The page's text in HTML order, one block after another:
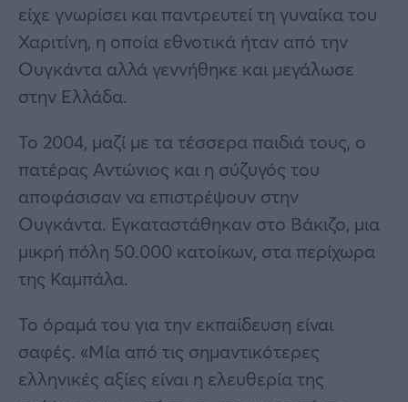
είχε γνωρίσει και παντρευτεί τη γυναίκα του
Χαριτίνη, η οποία εθνοτικά ήταν από την
Ουγκάντα αλλά γεννήθηκε και μεγάλωσε
στην Ελλάδα.
Το 2004, μαζί με τα τέσσερα παιδιά τους, ο
πατέρας Αντώνιος και η σύζυγός του
αποφάσισαν να επιστρέψουν στην
Ουγκάντα. Εγκαταστάθηκαν στο Βάκιζο, μια
μικρή πόλη 50.000 κατοίκων, στα περίχωρα
της Καμπάλα.
Το όραμά του για την εκπαίδευση είναι
σαφές. «Μία από τις σημαντικότερες
ελληνικές αξίες είναι η ελευθερία της